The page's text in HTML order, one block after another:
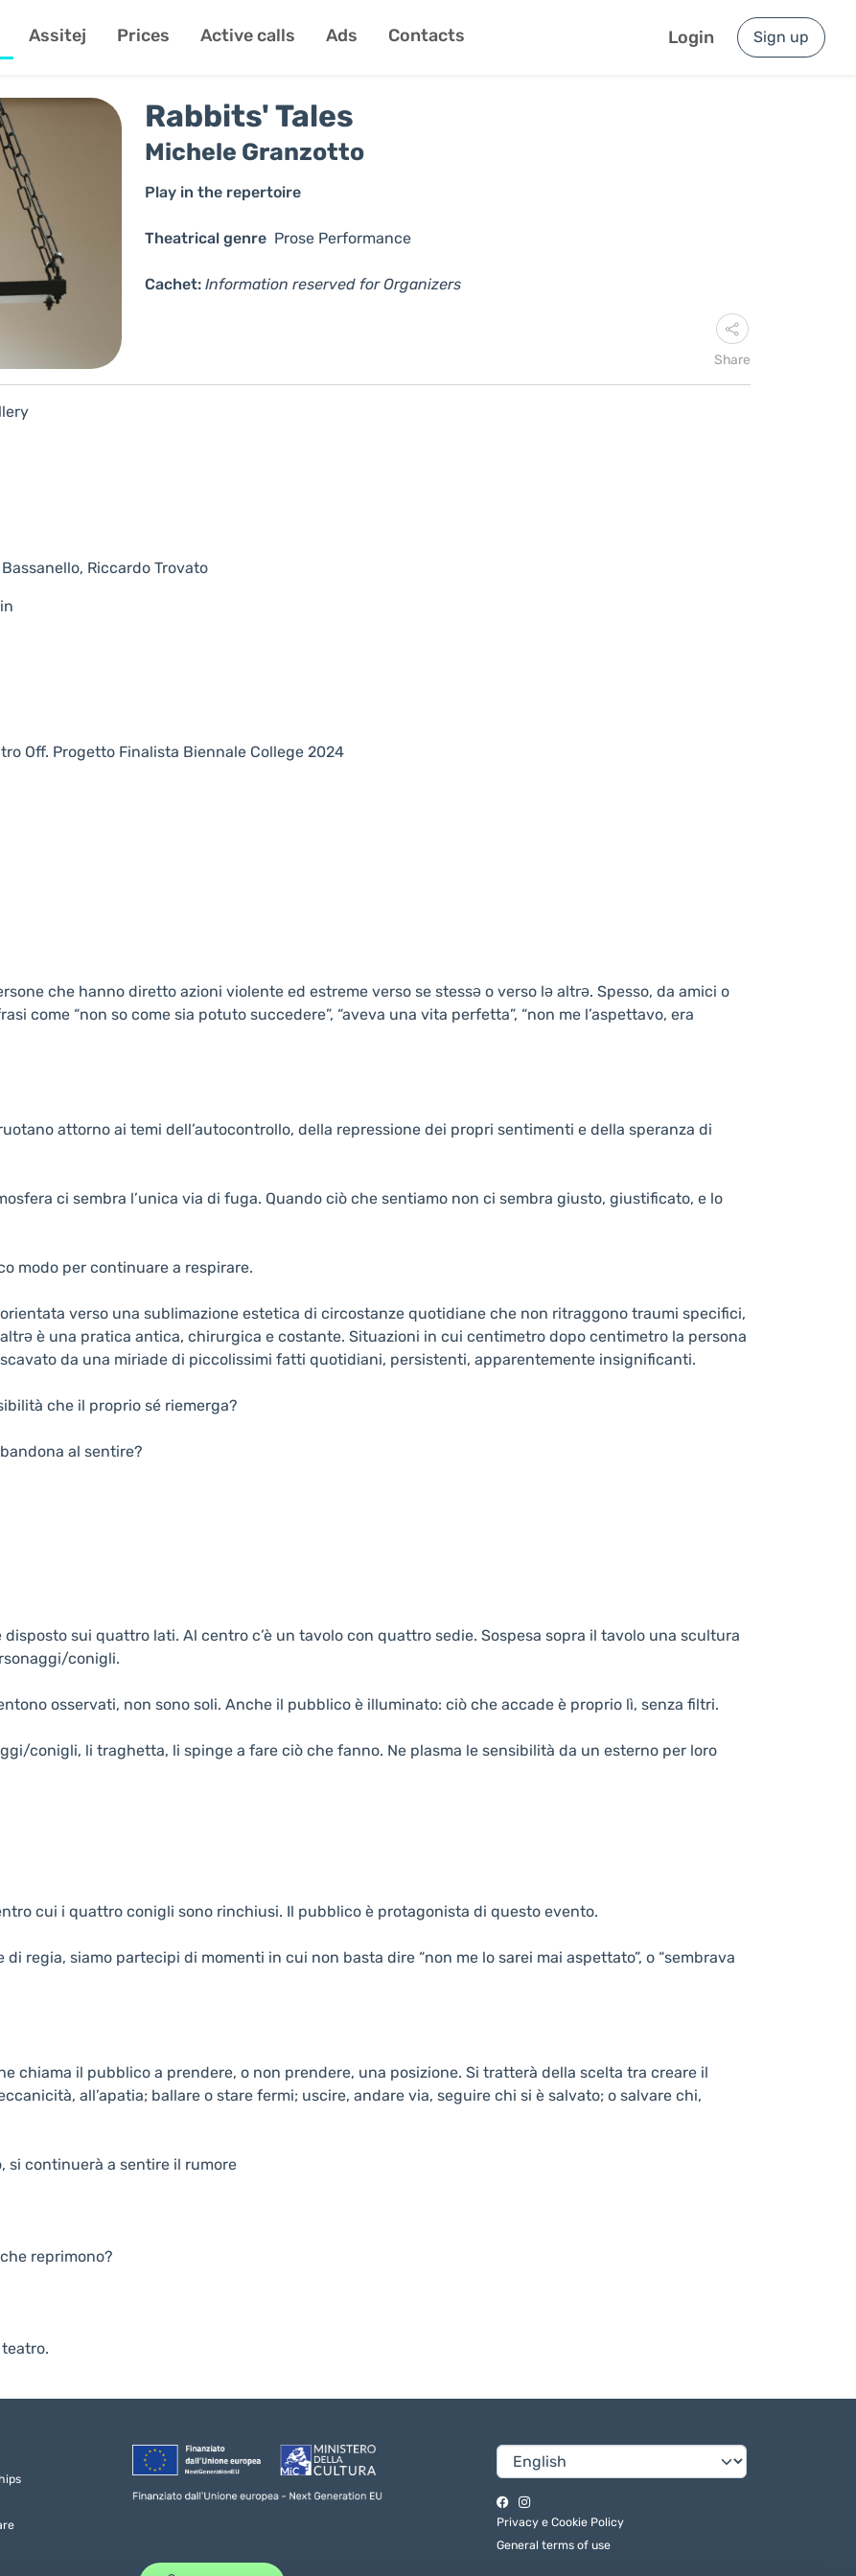
Assitej Prices Active calls Ads Contacts Login Sign up
Rabbits' Tales
Michele Granzotto
Play in the repertoire
Theatrical genre Prose Performance
Cachet: Information reserved for Organizers
Share
Riccardo Trovato
Off. Progetto Finalista Biennale College 2024
che hanno diretto azioni violente ed estreme verso se stessə o verso lə altrə. Spesso, da amici o
come “non so come sia potuto succedere”, “aveva una vita perfetta”, “non me l’aspettavo, era
attorno ai temi dell’autocontrollo, della repressione dei propri sentimenti e della speranza di
ci sembra l’unica via di fuga. Quando ciò che sentiamo non ci sembra giusto, giustificato, e lo
modo per continuare a respirare.
verso una sublimazione estetica di circostanze quotidiane che non ritraggono traumi specifici,
è una pratica antica, chirurgica e costante. Situazioni in cui centimetro dopo centimetro la persona
da una miriade di piccolissimi fatti quotidiani, persistenti, apparentemente insignificanti.
che il proprio sé riemerga?
al sentire?
sui quattro lati. Al centro c’è un tavolo con quattro sedie. Sospesa sopra il tavolo una scultura
conigli.
osservati, non sono soli. Anche il pubblico è illuminato: ciò che accade è proprio lì, senza filtri.
conigli, li traghetta, li spinge a fare ciò che fanno. Ne plasma le sensibilità da un esterno per loro
cui i quattro conigli sono rinchiusi. Il pubblico è protagonista di questo evento.
regia, siamo partecipi di momenti in cui non basta dire “non me lo sarei mai aspettato”, o “sembrava
chiama il pubblico a prendere, o non prendere, una posizione. Si tratterà della scelta tra creare il
all’apatia; ballare o stare fermi; uscire, andare via, seguire chi si è salvato; o salvare chi,
si continuerà a sentire il rumore
reprimono?
teatro.
Privacy e Cookie Policy
General terms of use